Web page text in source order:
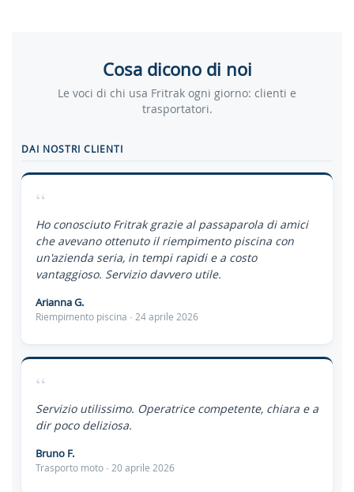
Cosa dicono di noi
Le voci di chi usa Fritrak ogni giorno: clienti e
trasportatori.
DAI NOSTRI CLIENTI
“
Ho conosciuto Fritrak grazie al passaparola di amici
che avevano ottenuto il riempimento piscina con
un'azienda seria, in tempi rapidi e a costo
vantaggioso. Servizio davvero utile.
Arianna G.
Riempimento piscina · 24 aprile 2026
“
Servizio utilissimo. Operatrice competente, chiara e a
dir poco deliziosa.
Bruno F.
Trasporto moto · 20 aprile 2026